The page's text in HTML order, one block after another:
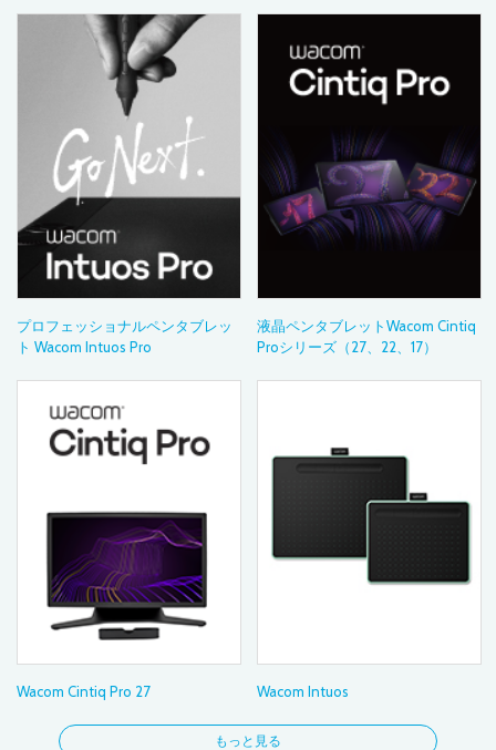
プロフェッショナルペンタブレッ
ト Wacom Intuos Pro
液晶ペンタブレットWacom Cintiq
Proシリーズ（27、22、17）
Wacom Cintiq Pro 27 Wacom Intuos
もっと見る